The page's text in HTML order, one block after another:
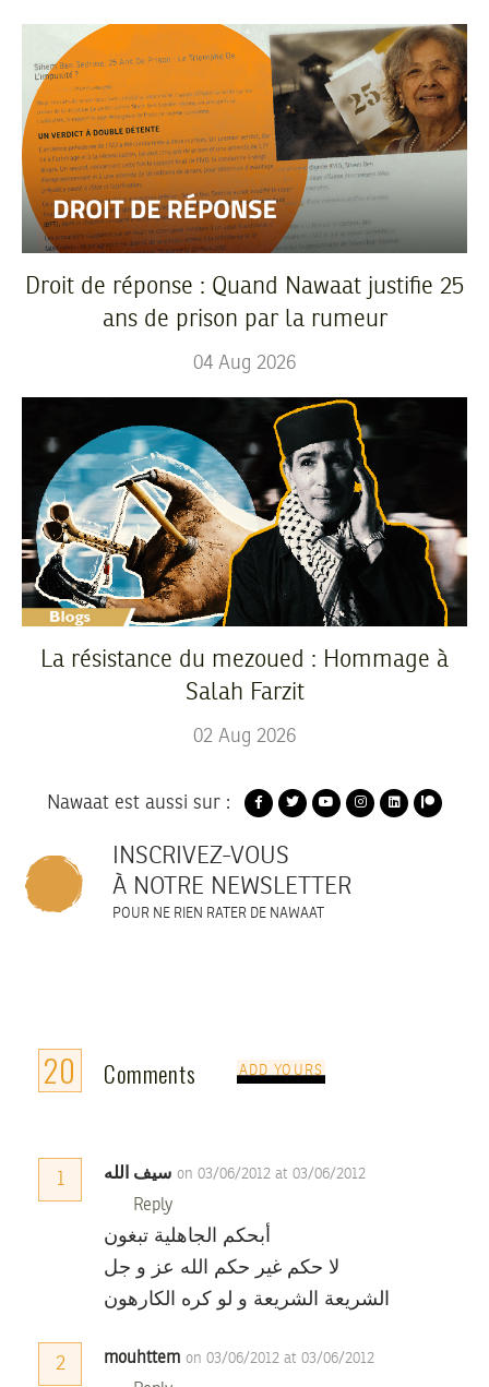
Droit de réponse : Quand Nawaat justifie 25
ans de prison par la rumeur
04 Aug 2026
La résistance du mezoued : Hommage à
Salah Farzit
02 Aug 2026
Nawaat est aussi sur :
INSCRIVEZ-VOUS
À NOTRE NEWSLETTER
POUR NE RIEN RATER DE NAWAAT
20 Comments ADD YOURS
1 سيف الله on 03/06/2012 at 03/06/2012
Reply
أبحكم الجاهلية تبغون
لا حكم غير حكم الله عز و جل
الشريعة الشريعة و لو كره الكارهون
2 mouhttem on 03/06/2012 at 03/06/2012